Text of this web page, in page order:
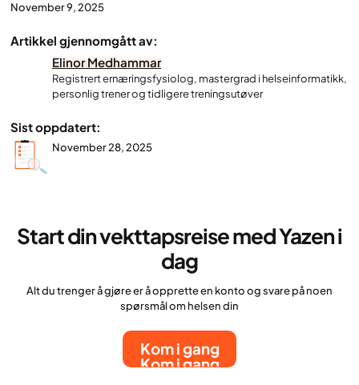
November 9, 2025
Artikkel gjennomgått av:
Elinor Medhammar
Registrert ernæringsfysiolog, mastergrad i helseinformatikk,
personlig trener og tidligere treningsutøver
Sist oppdatert:
November 28, 2025
Start din vekttapsreise med Yazen i
dag
Alt du trenger å gjøre er å opprette en konto og svare på noen
spørsmål om helsen din
Kom i gang
Kom i gang